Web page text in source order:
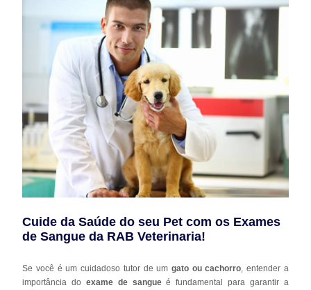
Cuide da Saúde do seu Pet com os Exames
de Sangue da RAB Veterinaria!
Se você é um cuidadoso tutor de um gato ou cachorro , entender a
importância doexame de sangueé fundamental para garantir a